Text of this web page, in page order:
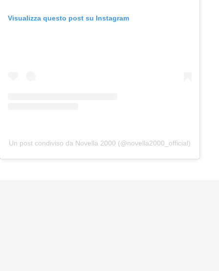
Visualizza questo post su Instagram
Un post condiviso da Novella 2000 (@novella2000_official)